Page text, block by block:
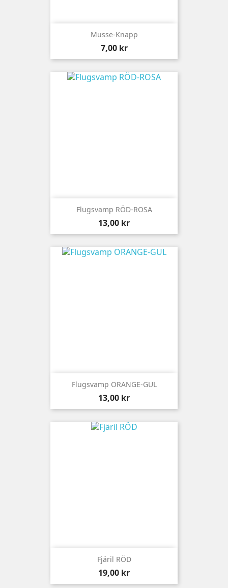
Musse-Knapp
Pris
7,00 kr
Flugsvamp RÖD-ROSA
Pris
13,00 kr
Flugsvamp ORANGE-GUL
Pris
13,00 kr
Fjäril RÖD
Pris
19,00 kr